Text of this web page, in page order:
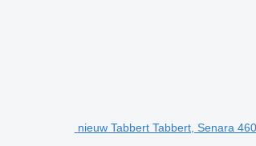
nieuw Tabbert Tabbert, Senara